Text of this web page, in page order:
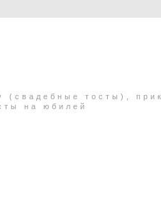
(свадебные тосты),
на юбилей